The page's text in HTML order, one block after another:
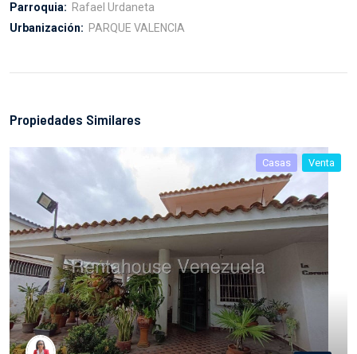
Parroquia: Rafael Urdaneta
Urbanización: PARQUE VALENCIA
Propiedades Similares
Casas Venta